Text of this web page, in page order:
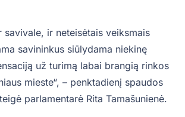
savivale, ir neteisėtais veiksmais
savininkus siūlydama niekinę
už turimą labai brangią rinkos
mieste“, – penktadienį spaudos
parlamentarė Rita Tamašunienė.